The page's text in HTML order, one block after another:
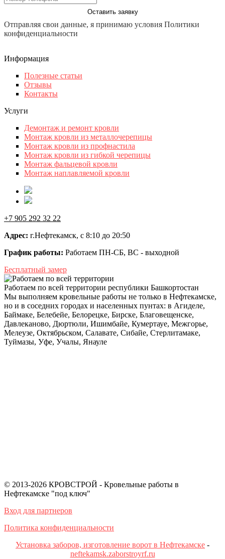
Оставить заявку
Отправляя свои данные, я принимаю условия Политики
конфиденциальности
Информация
Полезные статьи
Отзывы
Контакты
Услуги
Демонтаж и ремонт кровли
Монтаж кровли из металлочерепицы
Монтаж кровли из профнастила
Монтаж кровли из гибкой черепицы
Монтаж фальцевой кровли
Монтаж наплавляемой кровли
+7 905 292 32 22
Адрес: г.Нефтекамск, с 8:10 до 20:50
График работы: Работаем ПН-СБ, ВС - выходной
Бесплатный замер
Работаем по всей территории республики Башкортостан
Мы выполняем кровельные работы не только в Нефтекамске,
но и в соседних городах и населенных пунтах: в Агиделе,
Баймаке, Белебейе, Белорецке, Бирске, Благовещенске,
Давлеканово, Дюртюли, Ишимбайе, Кумертауе, Межгорье,
Мелеузе, Октябрьском, Салавате, Сибайе, Стерлитамаке,
Туймазы, Уфе, Учалы, Янауле
© 2013-2026 КРОВСТРОЙ - Кровельные работы в
Нефтекамске "под ключ"
Вход для партнеров
Политика конфиденциальности
Установка заборов, изготовление ворот в Нефтекамске -
neftekamsk.zaborstroyrf.ru